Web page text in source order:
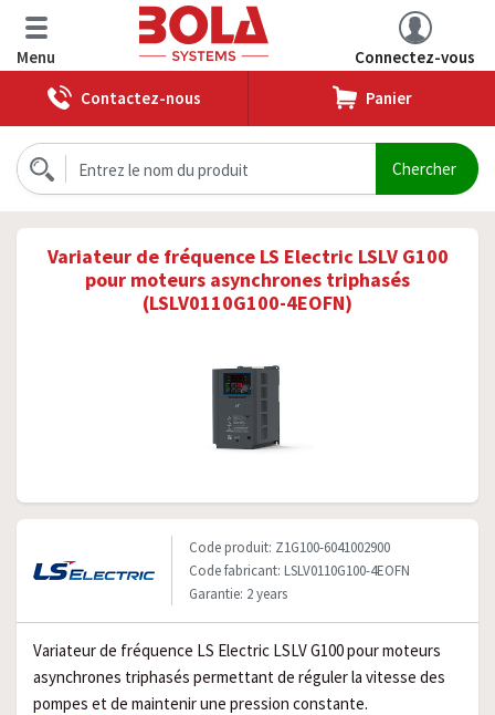
Menu
Connectez-vous
Contactez-nous
Panier
Variateur de fréquence LS Electric LSLV G100
pour moteurs asynchrones triphasés
(LSLV0110G100-4EOFN)
Code produit: Z1G100-6041002900
Code fabricant: LSLV0110G100-4EOFN
Garantie: 2 years
Variateur de fréquence LS Electric LSLV G100 pour moteurs
asynchrones triphasés permettant de réguler la vitesse des
pompes et de maintenir une pression constante.